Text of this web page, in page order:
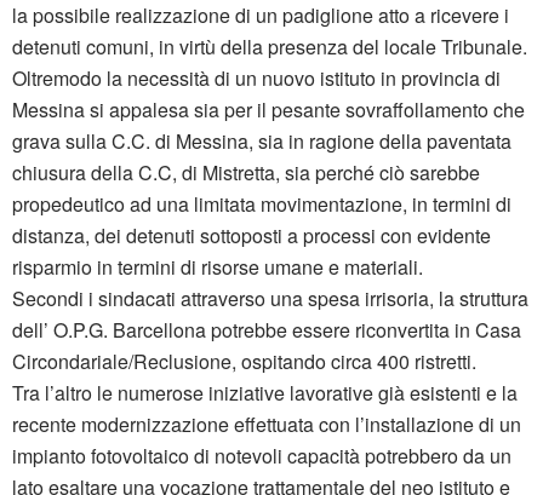
la possibile realizzazione di un padiglione atto a ricevere i
detenuti comuni, in virtù della presenza del locale Tribunale.
Oltremodo la necessità di un nuovo istituto in provincia di
Messina si appalesa sia per il pesante sovraffollamento che
grava sulla C.C. di Messina, sia in ragione della paventata
chiusura della C.C, di Mistretta, sia perché ciò sarebbe
propedeutico ad una limitata movimentazione, in termini di
distanza, dei detenuti sottoposti a processi con evidente
risparmio in termini di risorse umane e materiali.
Secondi i sindacati attraverso una spesa irrisoria, la struttura
dell’ O.P.G. Barcellona potrebbe essere riconvertita in Casa
Circondariale/Reclusione, ospitando circa 400 ristretti.
Tra l’altro le numerose iniziative lavorative già esistenti e la
recente modernizzazione effettuata con l’installazione di un
impianto fotovoltaico di notevoli capacità potrebbero da un
lato esaltare una vocazione trattamentale del neo istituto e